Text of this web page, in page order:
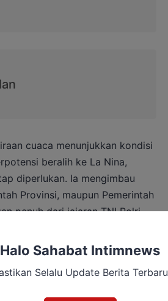
cuaca menunjukkan kondisi
beralih ke La Nina,
diperlukan. Ia mengimbau
Provinsi, maupun Pemerintah
penuh dari jajaran TNI Polri
karhutla, terutama
kepada Badan Nasional
operasi udara melalui
Halo Sahabat Intimnews
Selalu Update Berita Terbaru